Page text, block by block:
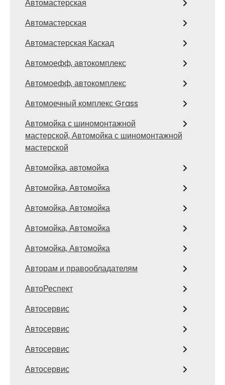
Автомастерская
Автомастерская
Автомастерская Каскад
Автомоефф, автокомплекс
Автомоефф, автокомплекс
Автомоечный комплекс Grass
Автомойка с шиномонтажной
мастерской, Автомойка с шиномонтажной
мастерской
Автомойка, автомойка
Автомойка, Автомойка
Автомойка, Автомойка
Автомойка, Автомойка
Автомойка, Автомойка
Авторам и правообладателям
АвтоРеспект
Автосервис
Автосервис
Автосервис
Автосервис